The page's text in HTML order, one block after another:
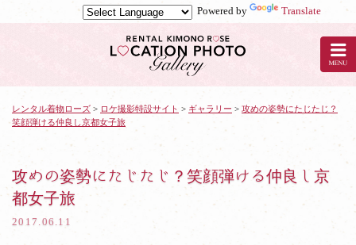
Powered by
Translate
ル
ー
レンタル着物ローズ > ロケ撮影特設サイト > ギャラリー > 攻めの姿勢にたじたじ？
笑顔弾ける仲良し京都女子旅
攻めの姿勢にたじたじ？笑顔弾ける仲良し京
都女子旅
2017.06.11